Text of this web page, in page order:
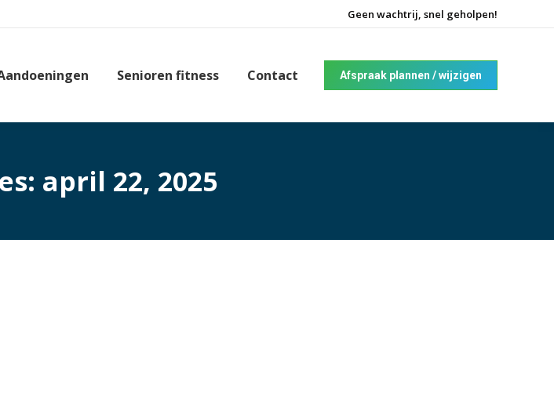
Geen wachtrij, snel geholpen!
Senioren fitness Contact Afspraak plannen / wijzigen
april 22, 2025